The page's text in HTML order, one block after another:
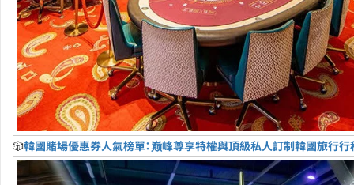
🎲韓國賭場優惠券人氣榜單：巅峰尊享特權與頂級私人訂制韓國旅行行